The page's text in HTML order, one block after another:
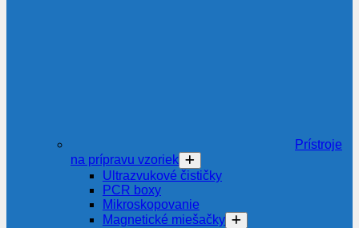
Prístroje
na prípravu vzoriek
Ultrazvukové čističky
PCR boxy
Mikroskopovanie
Magnetické miešačky